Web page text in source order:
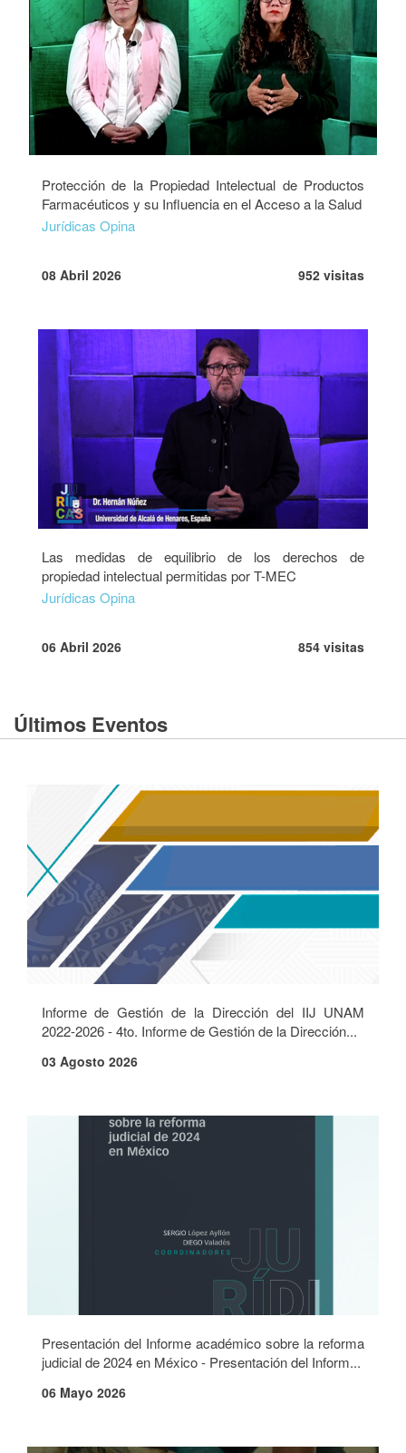
Protección de la Propiedad Intelectual de Productos
Farmacéuticos y su Influencia en el Acceso a la Salud
Jurídicas Opina
08 Abril 2026 952 visitas
Las medidas de equilibrio de los derechos de
propiedad intelectual permitidas por T-MEC
Jurídicas Opina
06 Abril 2026 854 visitas
Últimos Eventos
Informe de Gestión de la Dirección del IIJ UNAM
2022-2026 - 4to. Informe de Gestión de la Dirección...
03 Agosto 2026
Presentación del Informe académico sobre la reforma
judicial de 2024 en México - Presentación del Inform...
06 Mayo 2026